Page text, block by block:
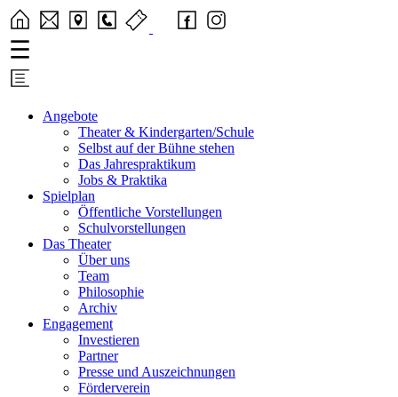
Angebote
Theater & Kindergarten/Schule
Selbst auf der Bühne stehen
Das Jahrespraktikum
Jobs & Praktika
Spielplan
Öffentliche Vorstellungen
Schulvorstellungen
Das Theater
Über uns
Team
Philosophie
Archiv
Engagement
Investieren
Partner
Presse und Auszeichnungen
Förderverein